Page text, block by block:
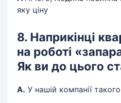
яку ціну
8. Наприкінці
на роботі
Як ви до цього
А. У нашій компанії